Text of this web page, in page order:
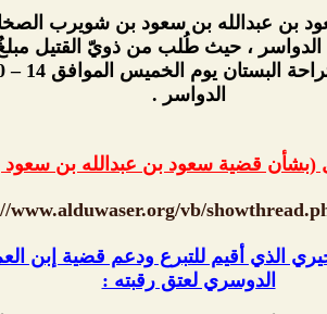
بن عبدالله بن سعود بن شويرب
الدواسر ، حيث طُلب من ذويّ القتيل
الدواسر .
(بشأن قضية سعود بن عبدالله بن
www.alduwaser.org/vb/
الذي أقيم للتبرع ودعم قضية
الدوسري لعتق رقبته :